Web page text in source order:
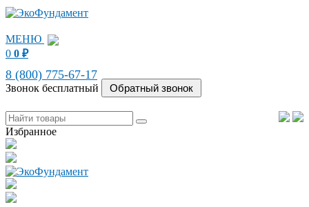
МЕНЮ
0 0 ₽
8 (800) 775-67-17
Звонок бесплатный
Избранное